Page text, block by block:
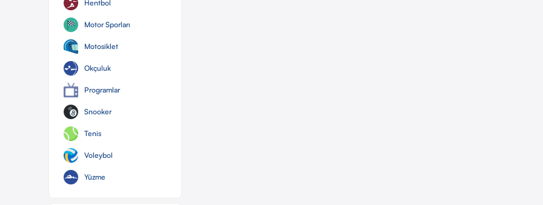
Hentbol
Motor Sporları
Motosiklet
Okçuluk
Programlar
Snooker
Tenis
Voleybol
Yüzme